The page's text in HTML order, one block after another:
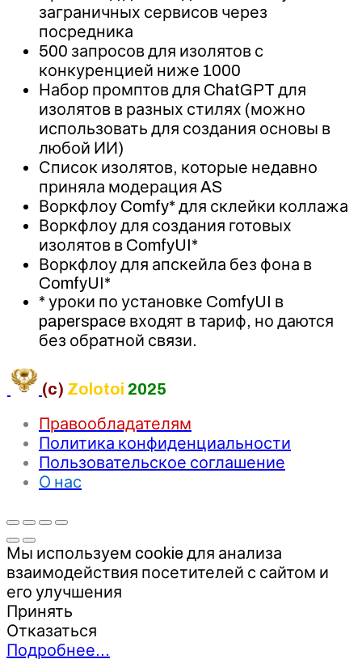
заграничных сервисов через
посредника
500 запросов для изолятов с
конкуренцией ниже 1000
Набор промптов для ChatGPT для
изолятов в разных стилях (можно
использовать для создания основы в
любой ИИ)
Список изолятов, которые недавно
приняла модерация AS
Воркфлоу Comfy* для склейки коллажа
Воркфлоу для создания готовых
изолятов в ComfyUI*
Воркфлоу для апскейла без фона в
ComfyUI*
* уроки по установке ComfyUI в
paperspace входят в тариф, но даются
без обратной связи.
(c) Zolotoi 2025
Правообладателям
Политика конфиденциальности
Пользовательское соглашение
О нас
Мы используем cookie для анализа
взаимодействия посетителей с сайтом и
его улучшения
Принять
Отказаться
Подробнее…